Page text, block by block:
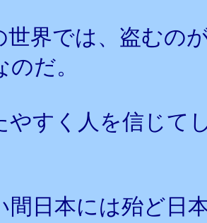
世界では、盗むの
だ。
やすく人を信じて
間日本には殆ど日